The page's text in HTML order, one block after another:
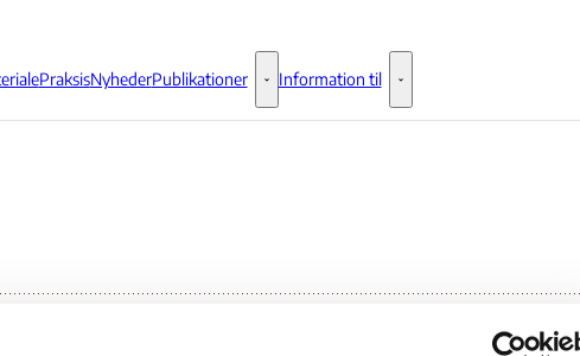
PraksisNyhederPublikationer Publikationer - Flere links
Information til Information til - Flere links